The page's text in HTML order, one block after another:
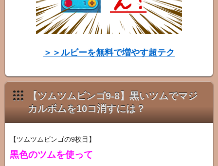
＞＞ルビーを無料で増やす超テク
【ツムツムビンゴ9-8】黒いツムでマジ
カルボムを10コ消すには？
【ツムツムビンゴの9枚目】
黒色のツムを使って